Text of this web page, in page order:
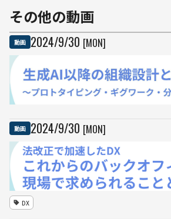
その他の動画
動画 2024/9/30 [MON]
動画 2024/9/30 [MON]
DX